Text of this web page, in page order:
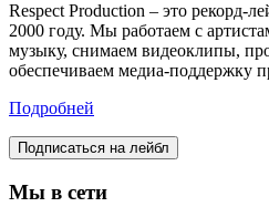
Respect Production – это рекорд-
2000 году. Мы работаем с
музыку, снимаем видеоклипы,
обеспечиваем медиа-поддержку
Подробней
Подписаться на лейбл
Мы в сети